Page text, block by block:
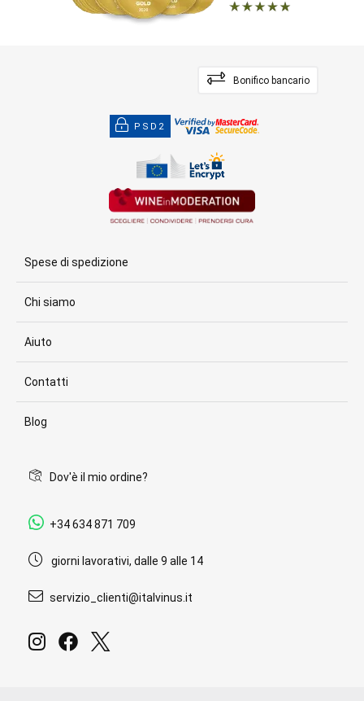
Bonifico bancario
PSD2
Spese di spedizione
Chi siamo
Aiuto
Contatti
Blog
Dov'è il mio ordine?
+34 634 871 709
giorni lavorativi, dalle 9 alle 14
servizio_clienti@italvinus.it